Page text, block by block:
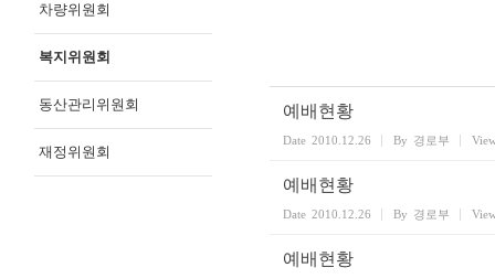
차량위원회
복지위원회
동산관리위원회
재정위원회
예배현황
Date 2010.12.26 By 경로부
예배현황
Date 2010.12.26 By 경로부
예배현황